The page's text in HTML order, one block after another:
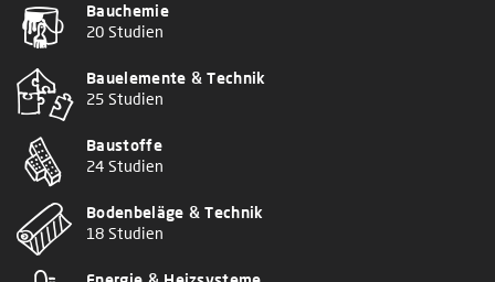
Bauchemie
20 Studien
Bauelemente & Technik
25 Studien
Baustoffe
24 Studien
Bodenbeläge & Technik
18 Studien